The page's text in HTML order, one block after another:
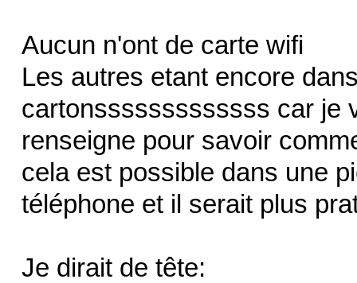
Aucun n'ont de carte wifi
Les autres etant encore
cartonsssssssssssss car je
renseigne pour savoir
cela est possible dans une
téléphone et il serait plus
Je dirait de tête: